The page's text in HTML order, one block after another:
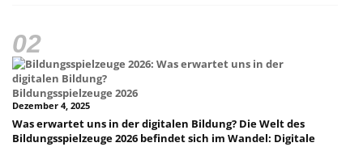
Bildungsspielzeuge 2026
Dezember 4, 2025
Was erwartet uns in der digitalen Bildung? Die Welt des
Bildungsspielzeuge 2026 befindet sich im Wandel: Digitale